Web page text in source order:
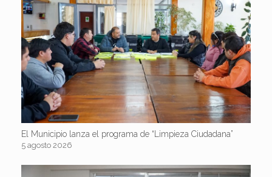
El Municipio lanza el programa de “Limpieza Ciudadana”
5 agosto 2026